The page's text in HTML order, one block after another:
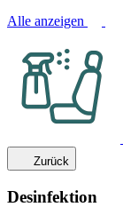
Alle anzeigen
Zurück
Desinfektion